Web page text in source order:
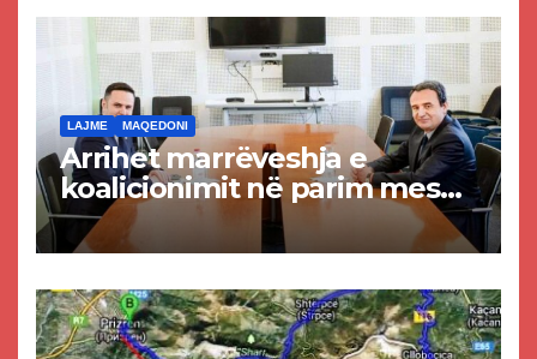
LAJME MAQEDONI
Arrihet marrëveshja e
koalicionimit në parim mes
Kurtit dhe Abdixhikut